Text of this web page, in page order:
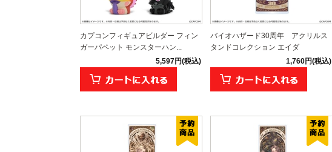
カプコンフィギュアビルダー フィン
ガーパペット モンスターハン...
5,597円(税込)
バイオハザード30周年 アクリルス
タンドコレクション エイダ
1,760円(税込)